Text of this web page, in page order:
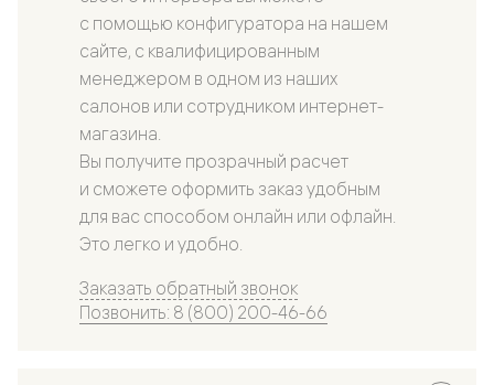
с помощью конфигуратора на нашем
сайте, с квалифицированным
менеджером в одном из наших
салонов или сотрудником интернет-
магазина.
Вы получите прозрачный расчет
и сможете оформить заказ удобным
для вас способом онлайн или офлайн.
Это легко и удобно.
Заказать обратный звонок
Позвонить: 8 (800) 200-46-66